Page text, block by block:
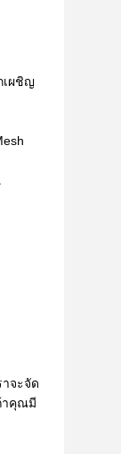
เผชิญ
จะจัด
าคุณมี